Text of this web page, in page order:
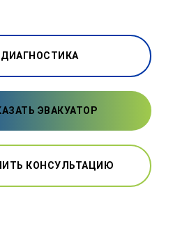
ДИАГНОСТИКА
ЭВАКУАТОР
КОНСУЛЬТАЦИЮ